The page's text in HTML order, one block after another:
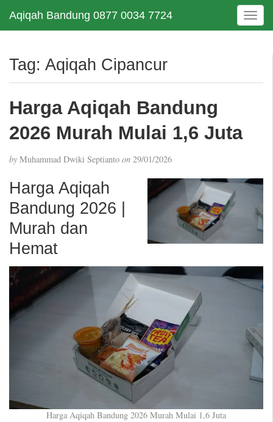
Aqiqah Bandung 0877 0034 7724
T
o
e
t
Tag: Aqiqah Cipancur
Harga Aqiqah Bandung
2026 Murah Mulai 1,6 Juta
by Muhammad Dwiki Septianto on 29/01/2026
Harga Aqiqah
Bandung 2026 |
Murah dan
Hemat
Harga Aqiqah Bandung 2026 Murah Mulai 1,6 Juta